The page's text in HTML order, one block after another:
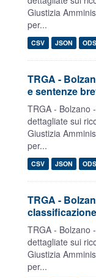
Giustizia
per...
CSV JSON ODS
TRGA -
e sentenze
TRGA - Bolzano
dettagliate sui
Giustizia
per...
CSV JSON ODS
TRGA -
TRGA - Bolzano
dettagliate sui
Giustizia
per...